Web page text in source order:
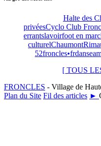
Halte des
privéesCyclo Club
errantslavoirfoot en
culturelChaumont
52froncles•frdanse
[ TOUS
FRONCLES - Village de
Plan du Site Fil des articles ►